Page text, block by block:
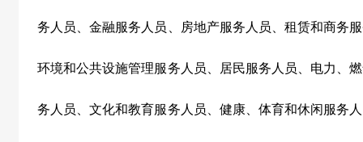
务人员、金融服务人员、房地产服务人员、租赁和商务
环境和公共设施管理服务人员、居民服务人员、电力、
务人员、文化和教育服务人员、健康、体育和休闲服务